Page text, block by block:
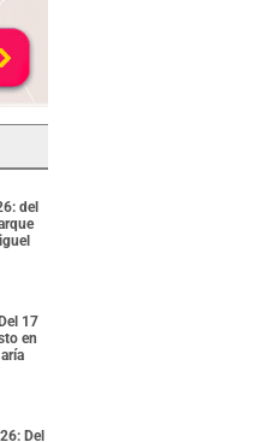
del
17
en
Del